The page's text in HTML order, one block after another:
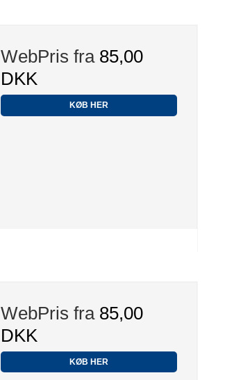
WebPris fra 85,00
DKK
KØB HER
WebPris fra 85,00
DKK
KØB HER